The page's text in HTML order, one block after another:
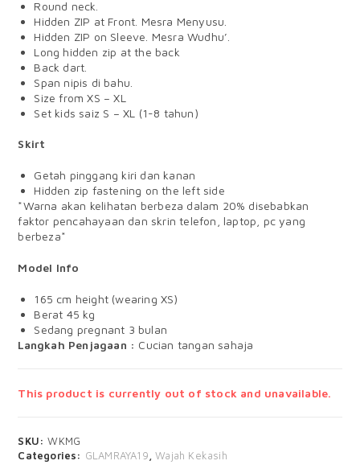
Round neck.
Hidden ZIP at Front. Mesra Menyusu.
Hidden ZIP on Sleeve. Mesra Wudhu’.
Long hidden zip at the back
Back dart.
Span nipis di bahu.
Size from XS – XL
Set kids saiz S – XL (1-8 tahun)
Skirt
Getah pinggang kiri dan kanan
Hidden zip fastening on the left side
*Warna akan kelihatan berbeza dalam 20% disebabkan
faktor pencahayaan dan skrin telefon, laptop, pc yang
berbeza*
Model Info
165 cm height (wearing XS)
Berat 45 kg
Sedang pregnant 3 bulan
Langkah Penjagaan : Cucian tangan sahaja
This product is currently out of stock and unavailable.
SKU:WKMG
Categories: GLAMRAYA19 ,Wajah Kekasih